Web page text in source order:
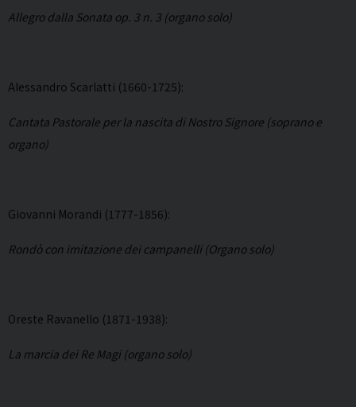
Allegro dalla Sonata op. 3 n. 3 (organo solo)
Alessandro Scarlatti (1660-1725):
Cantata Pastorale per la nascita di Nostro Signore (soprano e
organo)
Giovanni Morandi (1777-1856):
Rondò con imitazione dei campanelli (Organo solo)
Oreste Ravanello (1871-1938):
La marcia dei Re Magi (organo solo)